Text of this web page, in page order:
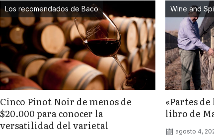
Los recomendados de Baco
Cinco Pinot Noir de menos de
$20.000 para conocer la
versatilidad del varietal
Wine and
«Partes
libro de
agosto 4,